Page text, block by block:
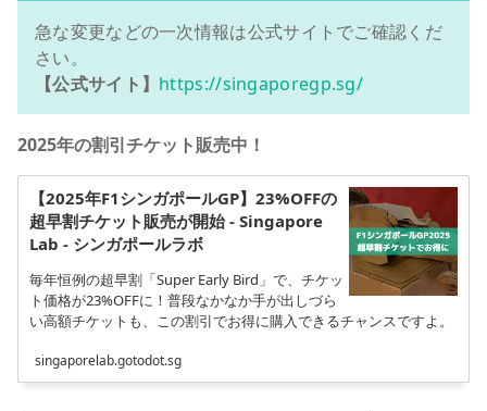
急な変更などの一次情報は公式サイトでご確認くだ
さい。
【公式サイト】 https://singaporegp.sg/
2025年の割引チケット販売中！
【2025年F1シンガポールGP】23%OFFの
超早割チケット販売が開始 - Singapore
Lab - シンガポールラボ
毎年恒例の超早割「Super Early Bird」で、チケッ
ト価格が23%OFFに！普段なかなか手が出しづら
い高額チケットも、この割引でお得に購入できるチャンスですよ。
singaporelab.gotodot.sg